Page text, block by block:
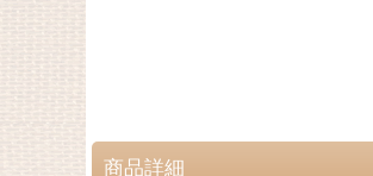
商品詳細